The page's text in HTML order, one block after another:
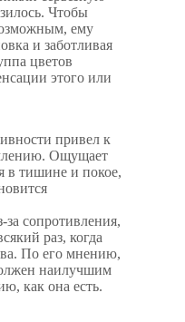
Чтобы
ему
и заботливая
цветов
этого или
привел к
Ощущает
в тишине и покое,
за сопротивления,
раз, когда
По его мнению,
наилучшим
как она есть.